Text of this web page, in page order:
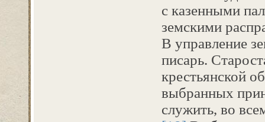
с казенными
земскими
В управление
писарь.
крестьянской
выбранных
служить, во